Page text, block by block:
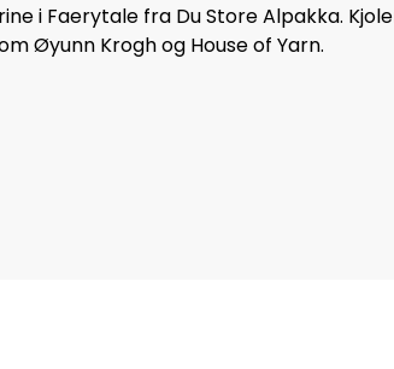
i Faerytale fra Du Store Alpakka.
Øyunn Krogh og House of Yarn.